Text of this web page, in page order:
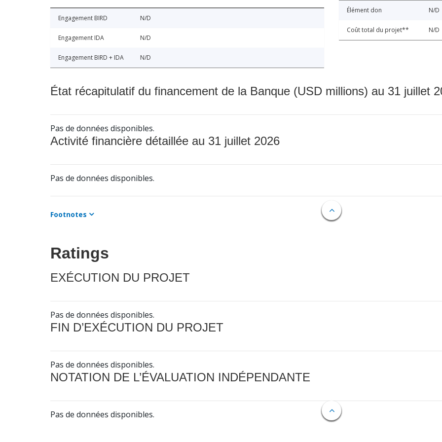
Engagement BIRD N/D
Engagement IDA N/D
Engagement BIRD + IDA N/D
Élément don N/D
Coût total du projet** N/D
État récapitulatif du financement de la Banque (USD millions) au 31 juillet
Pas de données disponibles.
Activité financière détaillée au 31 juillet 2026
Pas de données disponibles.
Footnotes
Ratings
EXÉCUTION DU PROJET
Pas de données disponibles.
FIN D’EXÉCUTION DU PROJET
Pas de données disponibles.
NOTATION DE L’ÉVALUATION INDÉPENDANTE
Pas de données disponibles.